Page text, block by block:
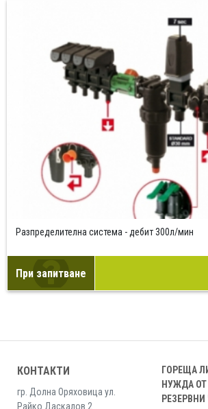
Разпределителна система - дебит 300л/мин
При запитване
КОНТАКТИ
гр. Долна Оряховица ул.
Райко Даскалов 2
ГОРЕЩА
НУЖДА ОТ
РЕЗЕРВНИ